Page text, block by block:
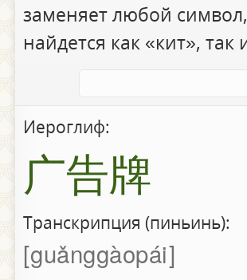
заменяет любой
найдется как «кит», так
Иероглиф:
广告牌
Транскрипция (пиньинь):
guǎnggàopái